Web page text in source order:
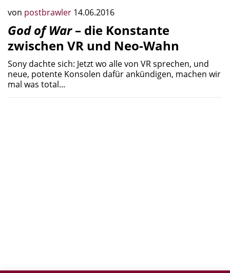
von postbrawler 14.06.2016
God of War– die Konstante
zwischen VR und Neo-Wahn
Sony dachte sich: Jetzt wo alle von VR sprechen, und
neue, potente Konsolen dafür ankündigen, machen wir
mal was total...